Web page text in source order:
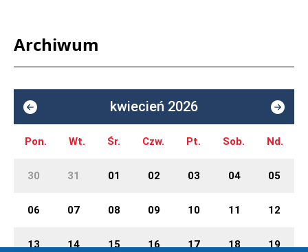
Archiwum
kwiecień 2026
Pon. Wt. Śr. Czw. Pt. Sob. Nd.
30 31 01 02 03 04 05
06 07 08 09 10 11 12
13 14 15 16 17 18 19